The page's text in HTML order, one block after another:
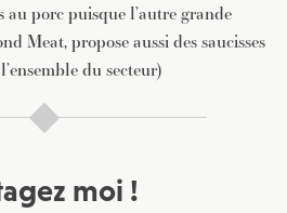
au porc puisque l’autre grande
Meat, propose aussi des saucisses
du secteur)
moi !